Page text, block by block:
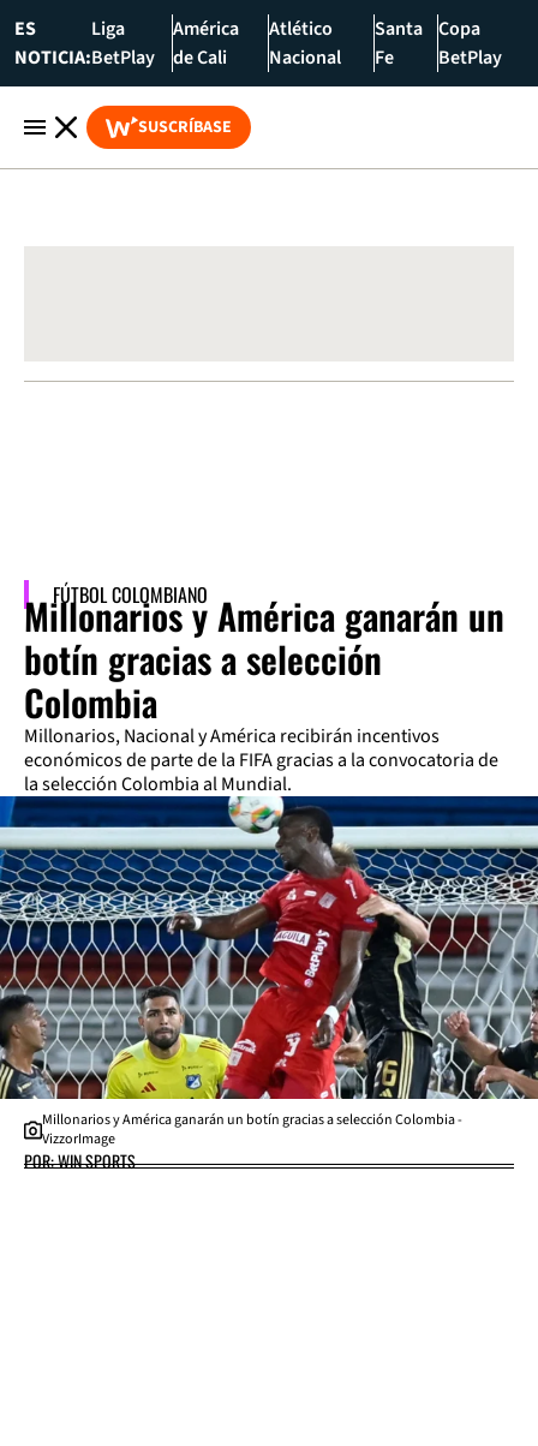
ES
NOTICIA:
Liga
BetPlay
América
de Cali
Atlético
Nacional
Santa
Fe
Copa
BetPlay
SUSCRÍBASE
FÚTBOL COLOMBIANO
Millonarios y América ganarán un
botín gracias a selección
Colombia
Millonarios, Nacional y América recibirán incentivos
económicos de parte de la FIFA gracias a la convocatoria de
la selección Colombia al Mundial.
Millonarios y América ganarán un botín gracias a selección Colombia -
VizzorImage
POR: WIN SPORTS